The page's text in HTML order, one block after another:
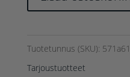
5006S
OEM
TARJOUS
Tuotetunnus (SKU):
Tarjoustuotteet